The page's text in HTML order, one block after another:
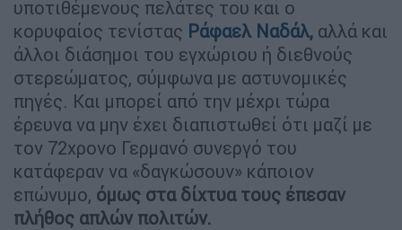
υποτιθέμενους πελάτες του και ο
κορυφαίος τενίστας Ράφαελ Ναδάλ, αλλά και
άλλοι διάσημοι του εγχώριου ή διεθνούς
στερεώματος, σύμφωνα με αστυνομικές
πηγές. Και μπορεί από την μέχρι τώρα
έρευνα να μην έχει διαπιστωθεί ότι μαζί με
τον 72χρονο Γερμανό συνεργό του
κατάφεραν να «δαγκώσουν» κάποιον
επώνυμο, όμως στα δίχτυα τους έπεσαν
πλήθος απλών πολιτών.